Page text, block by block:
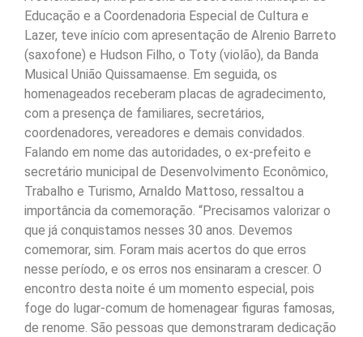
Educação e a Coordenadoria Especial de Cultura e
Lazer, teve início com apresentação de Alrenio Barreto
(saxofone) e Hudson Filho, o Toty (violão), da Banda
Musical União Quissamaense. Em seguida, os
homenageados receberam placas de agradecimento,
com a presença de familiares, secretários,
coordenadores, vereadores e demais convidados.
Falando em nome das autoridades, o ex-prefeito e
secretário municipal de Desenvolvimento Econômico,
Trabalho e Turismo, Arnaldo Mattoso, ressaltou a
importância da comemoração. “Precisamos valorizar o
que já conquistamos nesses 30 anos. Devemos
comemorar, sim. Foram mais acertos do que erros
nesse período, e os erros nos ensinaram a crescer. O
encontro desta noite é um momento especial, pois
foge do lugar-comum de homenagear figuras famosas,
de renome. São pessoas que demonstraram dedicação